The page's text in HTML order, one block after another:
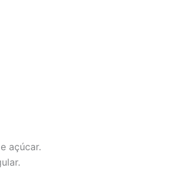
açúcar.